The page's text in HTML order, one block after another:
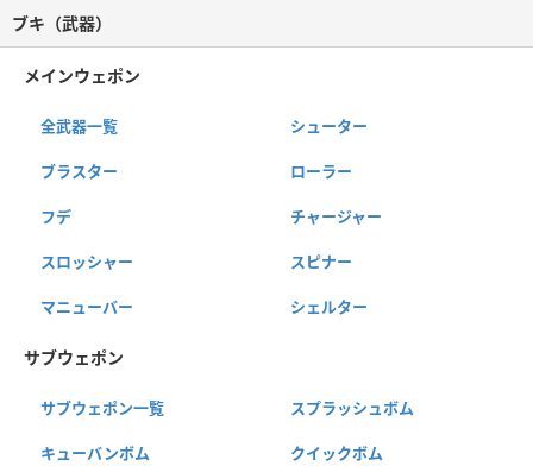
ブキ（武器）
メインウェポン
全武器一覧 シューター
ブラスター ローラー
フデ チャージャー
スロッシャー スピナー
マニューバー シェルター
サブウェポン
サブウェポン一覧 スプラッシュボム
キューバンボム クイックボム